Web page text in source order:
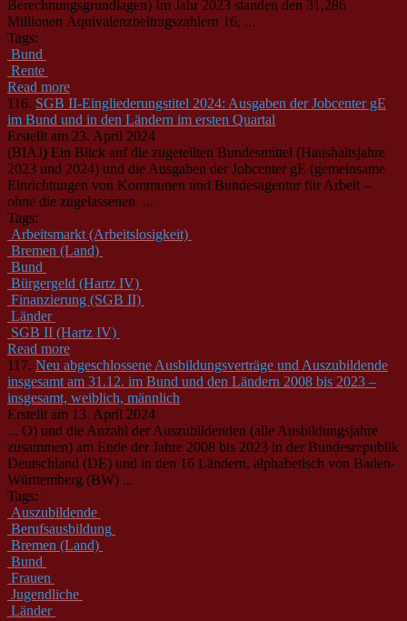
Berechnungsgrundlagen) Im Jahr 2023 standen den 31,286
Millionen Äquivalenzbeitragszahlern 16, ...
Tags:
Bund
Rente
Read more
116. SGB II-Eingliederungstitel 2024: Ausgaben der Jobcenter gE
im Bund und in den Ländern im ersten Quartal
Erstellt am 23. April 2024
(BIAJ) Ein Blick auf die zugeteilten Bundesmittel (Haushaltsjahre
2023 und 2024) und die Ausgaben der Jobcenter gE (ge­meinsame
Einrichtungen von Kommunen und Bundesagentur für Arbeit –
ohne die zugelassenen ...
Tags:
Arbeitsmarkt (Arbeitslosigkeit)
Bremen (Land)
Bund
Bürgergeld (Hartz IV)
Finanzierung (SGB II)
Länder
SGB II (Hartz IV)
Read more
117. Neu abgeschlossene Ausbildungsverträge und Auszubildende
insgesamt am 31.12. im Bund und den Ländern 2008 bis 2023 –
insgesamt, weiblich, männlich
Erstellt am 13. April 2024
... O) und die Anzahl der Auszubildenden (alle Ausbildungsjahre
zusammen) am Ende der Jahre 2008 bis 2023 in der Bundesrepublik
Deutschland (DE) und in den 16 Ländern, alphabetisch von Baden-
Württemberg (BW) ...
Tags:
Auszubildende
Berufsausbildung
Bremen (Land)
Bund
Frauen
Jugendliche
Länder